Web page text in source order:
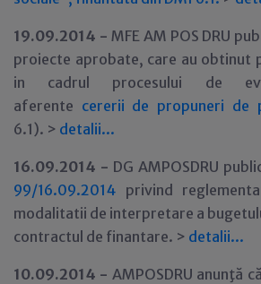
19.09.2014 - MFE AM POS DRU
proiecte aprobate, care au obtinut
in cadrul procesului de
aferente cererii de propuneri de
6.1). > detalii...
16.09.2014 - DG AMPOSDRU
99/16.09.2014 privind
modalitatii de interpretare a
contractul de finantare. > detalii...
10.09.2014 - AMPOSDRU anunţă